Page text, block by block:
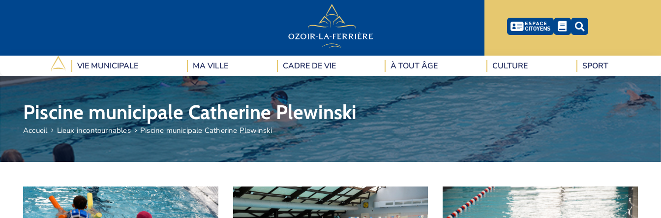
VIE MUNICIPALE MA VILLE CADRE DE VIE À TOUT ÂGE CULTURE SPORT
Piscine municipale Catherine Plewinski
Accueil Lieux incontournables Piscine municipale Catherine Plewinski